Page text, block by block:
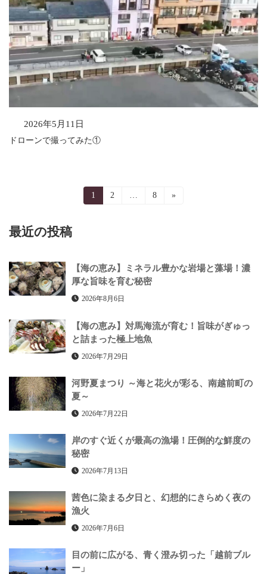
2026年5月11日
ドローンで撮ってみた①
の
ー
ジ
送
り
固
定
1
固
2 …
固
8 »
最近の投稿
【海の恵み】ミネラル豊かな岩場と藻場！濃
厚な旨味を育む秘密
2026年8月6日
【海の恵み】対馬海流が育む！旨味がぎゅっ
と詰まった極上地魚
2026年7月29日
河野夏まつり ～海と花火が彩る、南越前町の
夏～
2026年7月22日
岸のすぐ近くが最高の漁場！圧倒的な鮮度の
秘密
2026年7月13日
茜色に染まる夕日と、幻想的にきらめく夜の
漁火
2026年7月6日
目の前に広がる、青く澄み切った「越前ブル
ー」